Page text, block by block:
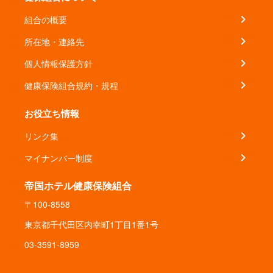
組合の概要
所在地・連絡先
個人情報保護方針
健康保険組合規約・規程
お役立ち情報
リンク集
マイナンバー制度
帝国ホテル健康保険組合
〒100-8558
東京都千代田区内幸町1丁目1番1号
03-3591-8959